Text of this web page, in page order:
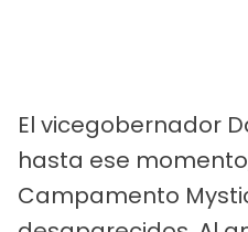
El vicegobernador
hasta ese
Campamento